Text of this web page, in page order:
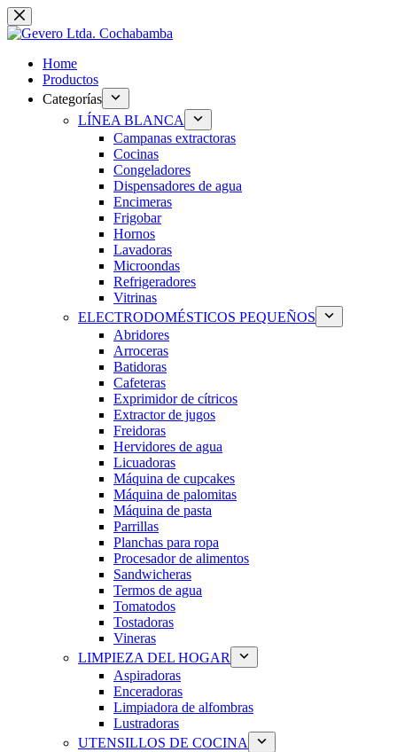
Saltar
al
Home
Productos
Categorías
LÍNEA BLANCA
Campanas extractoras
Cocinas
Congeladores
Dispensadores de agua
Encimeras
Frigobar
Hornos
Lavadoras
Microondas
Refrigeradores
Vitrinas
ELECTRODOMÉSTICOS PEQUEÑOS
Abridores
Arroceras
Batidoras
Cafeteras
Exprimidor de cítricos
Extractor de jugos
Freidoras
Hervidores de agua
Licuadoras
Máquina de cupcakes
Máquina de palomitas
Máquina de pasta
Parrillas
Planchas para ropa
Procesador de alimentos
Sandwicheras
Termos de agua
Tomatodos
Tostadoras
Vineras
LIMPIEZA DEL HOGAR
Aspiradoras
Enceradoras
Limpiadora de alfombras
Lustradoras
UTENSILLOS DE COCINA